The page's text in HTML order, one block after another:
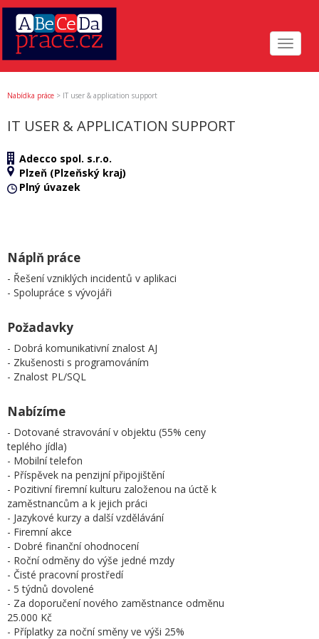
Toggle
Nabídka práce > IT user & application support
IT USER & APPLICATION SUPPORT
Adecco spol. s.r.o.
Plzeň (Plzeňský kraj)
Plný úvazek
Náplň práce
- Řešení vzniklých incidentů v aplikaci
- Spolupráce s vývojáři
Požadavky
- Dobrá komunikativní znalost AJ
- Zkušenosti s programováním
- Znalost PL/SQL
Nabízíme
- Dotované stravování v objektu (55% ceny
teplého jídla)
- Mobilní telefon
- Příspěvek na penzijní připojištění
- Pozitivní firemní kulturu založenou na úctě k
zaměstnancům a k jejich práci
- Jazykové kurzy a další vzdělávání
- Firemní akce
- Dobré finanční ohodnocení
- Roční odměny do výše jedné mzdy
- Čisté pracovní prostředí
- 5 týdnů dovolené
- Za doporučení nového zaměstnance odměnu
25.000 Kč
- Příplatky za noční směny ve výši 25%